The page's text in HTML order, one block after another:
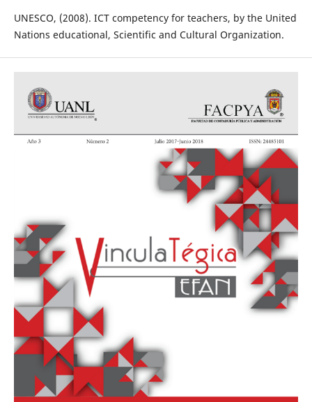
UNESCO, (2008). ICT competency for teachers, by the United
Nations educational, Scientific and Cultural Organization.